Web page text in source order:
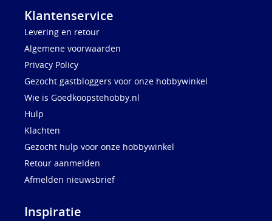
Klantenservice
Levering en retour
Algemene voorwaarden
Privacy Policy
Gezocht gastbloggers voor onze hobbywinkel
Wie is Goedkoopstehobby.nl
Hulp
Klachten
Gezocht hulp voor onze hobbywinkel
Retour aanmelden
Afmelden nieuwsbrief
Inspiratie